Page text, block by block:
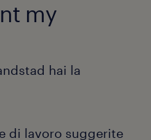
my
hai la
di lavoro suggerite